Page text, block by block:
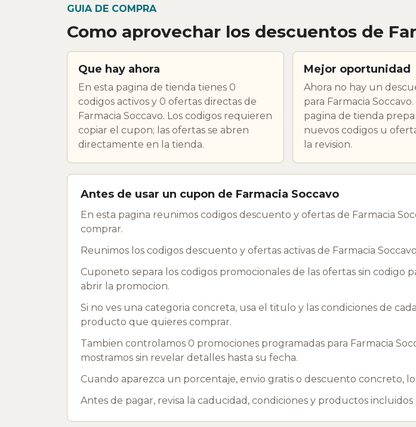
GUIA DE COMPRA
Como aprovechar los descuentos de
Que hay ahora
En esta pagina de tienda tienes 0
codigos activos y 0 ofertas directas de
Farmacia Soccavo. Los codigos requieren
copiar el cupon; las ofertas se abren
directamente en la tienda.
Mejor oportunidad
Ahora no hay un
para Farmacia
pagina de tienda
nuevos codigos u
la revision.
Antes de usar un cupon de Farmacia Soccavo
En esta pagina reunimos codigos descuento y ofertas de Farmacia
comprar.
Reunimos los codigos descuento y ofertas activas de Farmacia
Cuponeto separa los codigos promocionales de las ofertas sin codigo
abrir la promocion.
Si no ves una categoria concreta, usa el titulo y las condiciones de
producto que quieres comprar.
Tambien controlamos 0 promociones programadas para Farmacia
mostramos sin revelar detalles hasta su fecha.
Cuando aparezca un porcentaje, envio gratis o descuento concreto,
Antes de pagar, revisa la caducidad, condiciones y productos